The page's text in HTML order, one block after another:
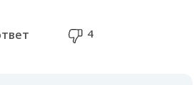
4